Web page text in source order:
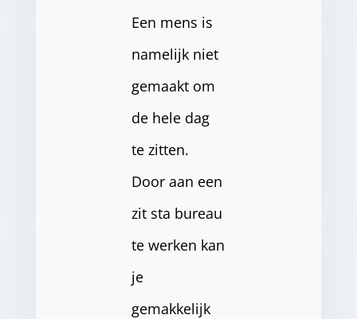
Een mens is
namelijk niet
gemaakt om
de hele dag
te zitten.
Door aan een
zit sta bureau
te werken kan
je
gemakkelijk